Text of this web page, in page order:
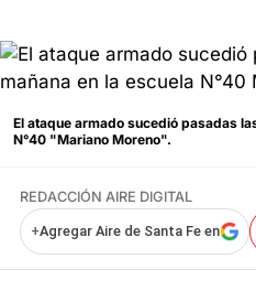
El ataque armado sucedió pasadas
N°40 "Mariano Moreno".
REDACCIÓN AIRE DIGITAL
+Agregar Aire de Santa Fe en